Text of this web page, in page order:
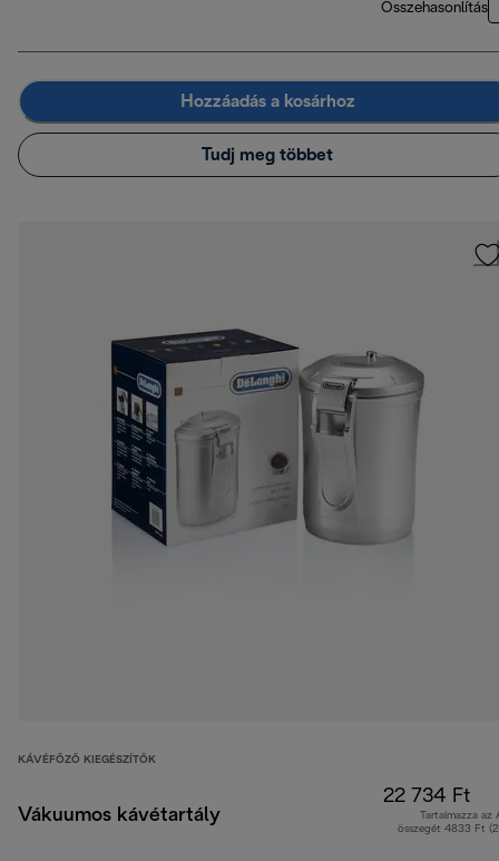
Összehasonlítás
Hozzáadás a kosárhoz
Tudj meg többet
KÁVÉFŐZŐ KIEGÉSZÍTŐK
Vákuumos kávétartály
22 734 Ft
Tartalmazza az
összegét 4833 Ft